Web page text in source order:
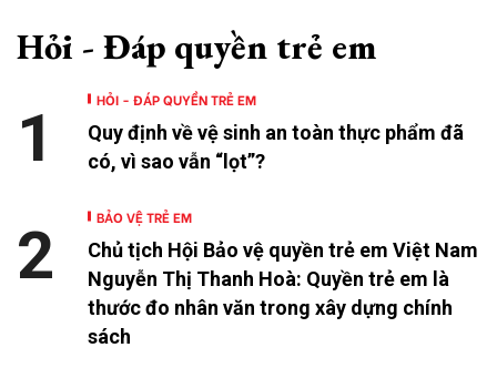
Hỏi - Đáp quyền trẻ em
HỎI - ĐÁP QUYỀN TRẺ EM
Quy định về vệ sinh an toàn thực phẩm đã
có, vì sao vẫn “lọt”?
1
BẢO VỆ TRẺ EM
Chủ tịch Hội Bảo vệ quyền trẻ em Việt Nam
Nguyễn Thị Thanh Hoà: Quyền trẻ em là
thước đo nhân văn trong xây dựng chính
sách
2